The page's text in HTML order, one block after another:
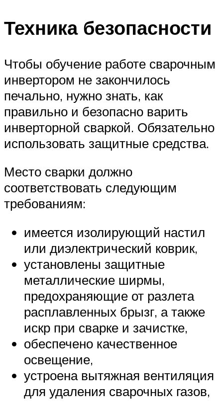
Техника безопасности
Чтобы обучение работе сварочным
инвертором не закончилось
печально, нужно знать, как
правильно и безопасно варить
инверторной сваркой. Обязательно
использовать защитные средства.
Место сварки должно
соответствовать следующим
требованиям:
имеется изолирующий настил
или диэлектрический коврик,
установлены защитные
металлические ширмы,
предохраняющие от разлета
расплавленных брызг, а также
искр при сварке и зачистке,
обеспечено качественное
освещение,
устроена вытяжная вентиляция
для удаления сварочных газов,